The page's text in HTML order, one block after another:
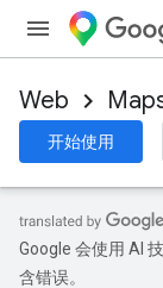
Web
开始使用
Google 会使用 AI
含错误。